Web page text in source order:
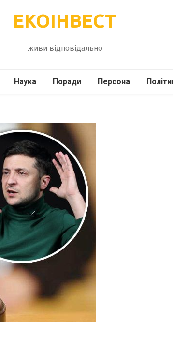
ЕКОІНВЕСТ
живи відповідально
Наука
Психологія
Технології
Поради
Здоров’я
Сад-Город
Персона